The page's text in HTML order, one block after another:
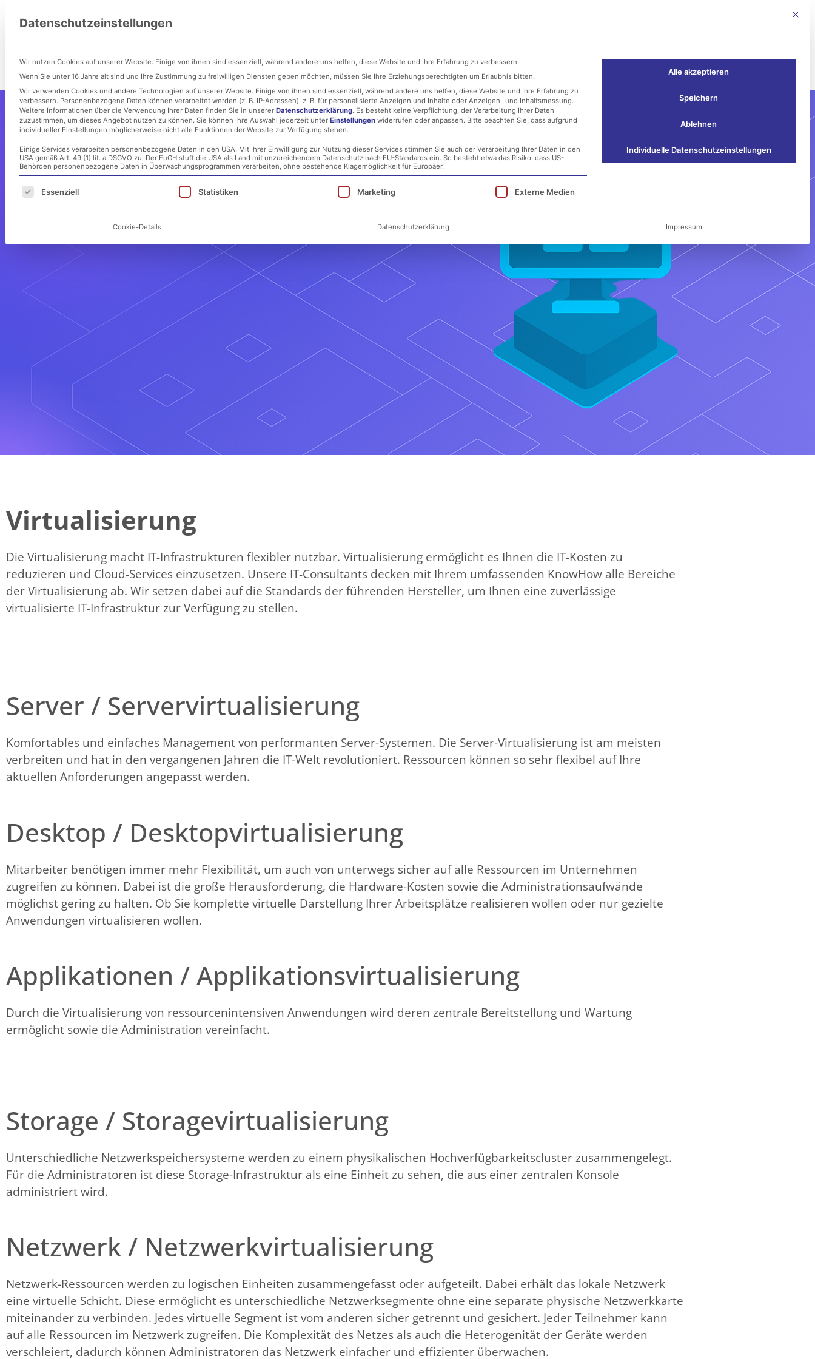
Inhalt
springen
Unternehmen MSP IT-Security Infrastructure Events
Virtualisierung
Die Virtualisierung macht IT-Infrastrukturen flexibler nutzbar. Virtualisierung ermöglicht es Ihnen die IT-Kosten zu
reduzieren und Cloud-Services einzusetzen. Unsere IT-Consultants decken mit Ihrem umfassenden KnowHow alle Bereiche
der Virtualisierung ab. Wir setzen dabei auf die Standards der führenden Hersteller, um Ihnen eine zuverlässige
virtualisierte IT-Infrastruktur zur Verfügung zu stellen.
Server / Servervirtualisierung
Komfortables und einfaches Management von performanten Server-Systemen. Die Server-Virtualisierung ist am meisten
verbreiten und hat in den vergangenen Jahren die IT-Welt revolutioniert. Ressourcen können so sehr flexibel auf Ihre
aktuellen Anforderungen angepasst werden.
Desktop / Desktopvirtualisierung
Mitarbeiter benötigen immer mehr Flexibilität, um auch von unterwegs sicher auf alle Ressourcen im Unternehmen
zugreifen zu können. Dabei ist die große Herausforderung, die Hardware-Kosten sowie die Administrationsaufwände
möglichst gering zu halten. Ob Sie komplette virtuelle Darstellung Ihrer Arbeitsplätze realisieren wollen oder nur gezielte
Anwendungen virtualisieren wollen.
Applikationen / Applikationsvirtualisierung
Durch die Virtualisierung von ressourcenintensiven Anwendungen wird deren zentrale Bereitstellung und Wartung
ermöglicht sowie die Administration vereinfacht.
Storage / Storagevirtualisierung
Unterschiedliche Netzwerkspeichersysteme werden zu einem physikalischen Hochverfügbarkeitscluster zusammengelegt.
Für die Administratoren ist diese Storage-Infrastruktur als eine Einheit zu sehen, die aus einer zentralen Konsole
administriert wird.
Netzwerk / Netzwerkvirtualisierung
Netzwerk-Ressourcen werden zu logischen Einheiten zusammengefasst oder aufgeteilt. Dabei erhält das lokale Netzwerk
eine virtuelle Schicht. Diese ermöglicht es unterschiedliche Netzwerksegmente ohne eine separate physische Netzwerkkarte
miteinander zu verbinden. Jedes virtuelle Segment ist vom anderen sicher getrennt und gesichert. Jeder Teilnehmer kann
auf alle Ressourcen im Netzwerk zugreifen. Die Komplexität des Netzes als auch die Heterogenität der Geräte werden
verschleiert, dadurch können Administratoren das Netzwerk einfacher und effizienter überwachen.
Mit
Datenschutzeinstellungen
Wir nutzen Cookies auf unserer Website. Einige von ihnen sind essenziell, während andere uns helfen, diese Website und Ihre Erfahrung zu verbessern.
Wenn Sie unter 16 Jahre alt sind und Ihre Zustimmung zu freiwilligen Diensten geben möchten, müssen Sie Ihre Erziehungsberechtigten um Erlaubnis bitten.
Wir verwenden Cookies und andere Technologien auf unserer Website. Einige von ihnen sind essenziell, während andere uns helfen, diese Website und Ihre Erfahrung zu
verbessern. Personenbezogene Daten können verarbeitet werden (z. B. IP-Adressen), z. B. für personalisierte Anzeigen und Inhalte oder Anzeigen- und Inhaltsmessung.
Weitere Informationen über die Verwendung Ihrer Daten finden Sie in unserer Datenschutzerklärung. Es besteht keine Verpflichtung, der Verarbeitung Ihrer Daten
zuzustimmen, um dieses Angebot nutzen zu können. Sie können Ihre Auswahl jederzeit unter Einstellungen widerrufen oder anpassen. Bitte beachten Sie, dass aufgrund
individueller Einstellungen möglicherweise nicht alle Funktionen der Website zur Verfügung stehen.
Einige Services verarbeiten personenbezogene Daten in den USA. Mit Ihrer Einwilligung zur Nutzung dieser Services stimmen Sie auch der Verarbeitung Ihrer Daten in den
USA gemäß Art. 49 (1) lit. a DSGVO zu. Der EuGH stuft die USA als Land mit unzureichendem Datenschutz nach EU-Standards ein. So besteht etwa das Risiko, dass US-
Behörden personenbezogene Daten in Überwachungsprogrammen verarbeiten, ohne bestehende Klagemöglichkeit für Europäer.
Es folgt eine Liste der Service-Gruppen, für die eine Einwilligung erteilt werden kann. Die erste Service-Gruppe ist essenziell und kann nicht
Essenziell Statistiken Marketing Externe Medien
Alle akzeptieren
Speichern
Ablehnen
Individuelle Datenschutzeinstellungen
Cookie-Details Datenschutzerklärung Impressum